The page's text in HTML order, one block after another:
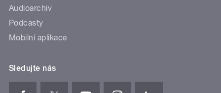
Audioarchiv
Podcasty
Mobilní aplikace
Sledujte nás